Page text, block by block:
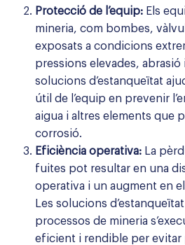
Protecció de l’equip: Els
mineria, com bombes,
exposats a condicions
pressions elevades, abrasió
solucions d’estanqueïtat
útil de l’equip en prevenir
aigua i altres elements que
corrosió.
Eficiència operativa: La
fuites pot resultar en una
operativa i un augment en
Les solucions
processos de mineria
eficient i rendible per evitar